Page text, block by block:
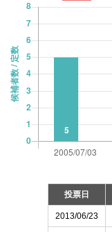
投票日
2013/06/23